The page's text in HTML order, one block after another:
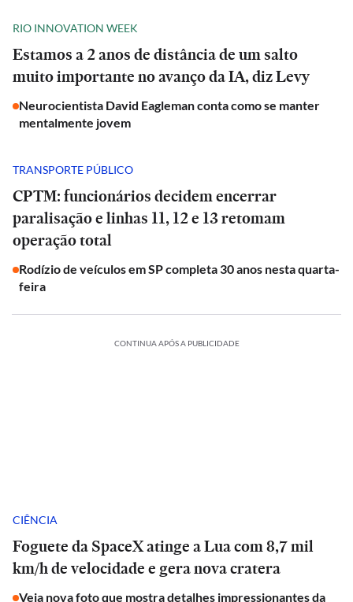
RIO INNOVATION WEEK
Estamos a 2 anos de distância de um salto
muito importante no avanço da IA, diz Levy
Neurocientista David Eagleman conta como se manter
mentalmente jovem
TRANSPORTE PÚBLICO
CPTM: funcionários decidem encerrar
paralisação e linhas 11, 12 e 13 retomam
operação total
Rodízio de veículos em SP completa 30 anos nesta quarta-
feira
CONTINUA APÓS A PUBLICIDADE
CIÊNCIA
Foguete da SpaceX atinge a Lua com 8,7 mil
km/h de velocidade e gera nova cratera
Veja nova foto que mostra detalhes impressionantes da